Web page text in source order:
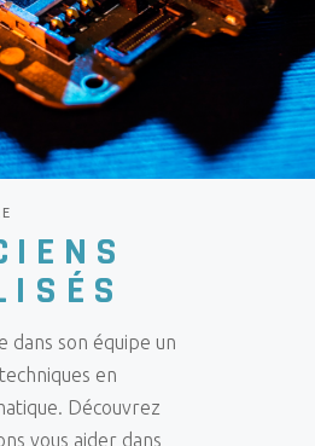
dans son équipe un
en
Découvrez
vous aider dans